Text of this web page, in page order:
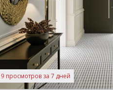
9 просмотров за 7 дней